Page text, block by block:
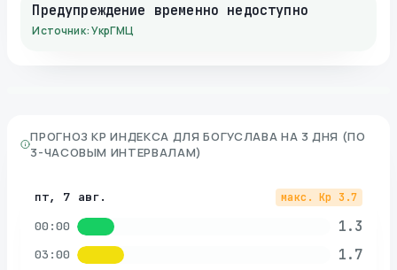
Предупреждение временно недоступно
Источник: УкрГМЦ
ПРОГНОЗ KP ИНДЕКСА ДЛЯ БОГУСЛАВА НА 3 ДНЯ (ПО
3-ЧАСОВЫМ ИНТЕРВАЛАМ)
пт, 7 авг. макс. Kp 3.7
00:00 1.3
03:00 1.7